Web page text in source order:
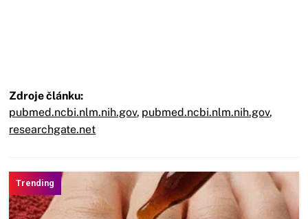
Zdroje článku:
pubmed.ncbi.nlm.nih.gov, pubmed.ncbi.nlm.nih.gov,
researchgate.net